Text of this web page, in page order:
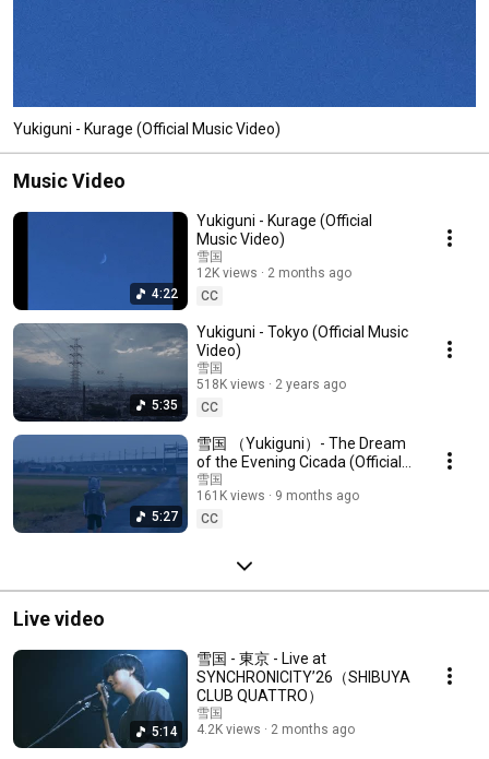
Yukiguni - Kurage (Official Music Video)
Music Video
4:22
Yukiguni - Kurage (Official
Music Video)
雪国
12K views
2 months ago
CC
5:35
Yukiguni - Tokyo (Official Music
Video)
雪国
518K views
2 years ago
CC
5:27
雪国 （Yukiguni）- The Dream
of the Evening Cicada (Official
Music Video)
雪国
161K views
9 months ago
CC
Live video
5:14
雪国 - 東京 - Live at
SYNCHRONICITY’26（SHIBUYA
CLUB QUATTRO）
雪国
4.2K views
2 months ago